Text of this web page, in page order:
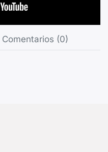
Comentarios (0)